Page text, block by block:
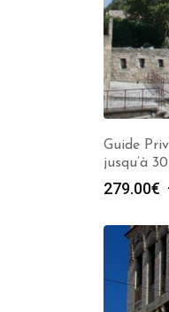
Guide
jusqu’à
279.00€